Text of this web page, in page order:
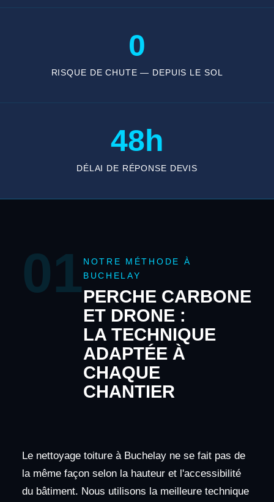
0
RISQUE DE CHUTE — DEPUIS LE SOL
48h
DÉLAI DE RÉPONSE DEVIS
01 NOTRE MÉTHODE À
BUCHELAY
PERCHE CARBONE
ET DRONE :
LA TECHNIQUE
ADAPTÉE À
CHAQUE
CHANTIER
Le nettoyage toiture à Buchelay ne se fait pas de
la même façon selon la hauteur et l'accessibilité
du bâtiment. Nous utilisons la meilleure technique